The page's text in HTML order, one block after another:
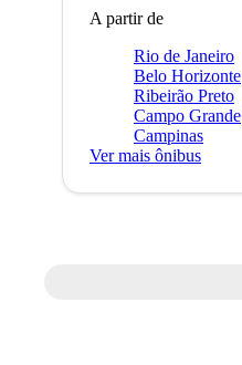
A partir de
Rio de Janeiro
Belo Horizonte
Ribeirão Preto
Campo Grande
Campinas
Ver mais ônibus